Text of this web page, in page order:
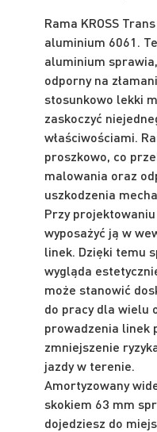
Rama KROSS
aluminium 6061.
aluminium
odporny na
stosunkowo lekki
zaskoczyć
właściwościami.
proszkowo, co
malowania oraz
uszkodzenia
Przy
wyposażyć ją w
linek. Dzięki temu
wygląda
może stanowić
do pracy dla wielu
prowadzenia linek
zmniejszenie
jazdy w terenie.
Amortyzowany
skokiem 63 mm
dojedziesz do